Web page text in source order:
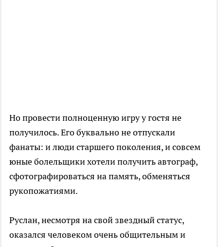
Но провести полноценную игру у гостя не
получилось. Его буквально не отпускали
фанаты: и люди старшего поколения, и совсем
юные болельщики хотели получить автограф,
сфотографироваться на память, обменяться
рукопожатиями.
Руслан, несмотря на свой звездный статус,
оказался человеком очень общительным и